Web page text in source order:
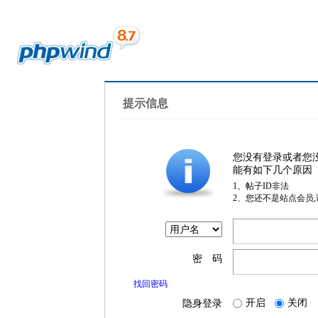
提示信息
您没有登录或者您
能有如下几个原因
1、帖子ID非法
2、您还不是站点会员
密 码
找回密码
隐身登录 开启 关闭